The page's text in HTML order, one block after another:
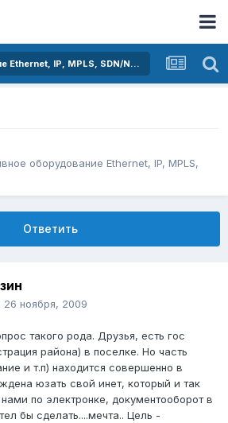
Активное оборудование Ethernet, IP, MPLS, SDN/NFV...
оборудование Ethernet, IP, MPLS,
Ответить
26 ноября, 2009
такого рода. Друзья, есть гос
района) в поселке. Но часть
и т.п) находится совершенно в
юзать свой инет, который и так
по электронке, документооборот в
бы сделать....мечта.. Цель -